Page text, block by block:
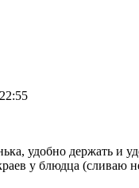
удобно держать и
у блюдца (сливаю